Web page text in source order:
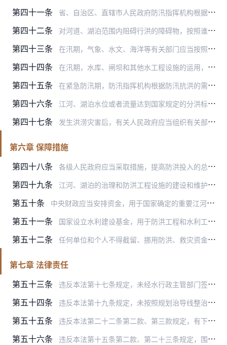
第四十一条 省、自治区、直辖市人民政府防汛指挥机构根据当地的洪水规律，规定汛期起止日期。
第四十二条 对河道、湖泊范围内阻碍行洪的障碍物，按照谁设障、谁清除的原则，由防汛指挥机构责令限期清除；逾期不清除的，由防汛指挥机构组织强行清除，所需费用由设障者承担。
第四十三条 在汛期，气象、水文、海洋等有关部门应当按照各自的职责，及时向有关防汛指挥机构提供天气、水文等实时信息和风暴潮预报；电信部门应当优先提供防汛抗洪通信的服务；运输、…
第四十四条 在汛期，水库、闸坝和其他水工程设施的运用，必须服从有关的防汛指挥机构的调度指挥和监督。
第四十五条 在紧急防汛期，防汛指挥机构根据防汛抗洪的需要，有权在其管辖范围内调用物资、设备、交通运输工具和人力，决定采取取土占地、砍伐林木、清除阻水障碍物和其他必要的紧急措…
第四十六条 江河、湖泊水位或者流量达到国家规定的分洪标准，需要启用蓄滞洪区时，国务院，国家防汛指挥机构，流域防汛指挥机构，省、自治区、直辖市人民政府，省、自治区、直辖市防汛…
第四十七条 发生洪涝灾害后，有关人民政府应当组织有关部门、单位做好灾区的生活供给、卫生防疫、救灾物资供应、治安管理、学校复课、恢复生产和重建家园等救灾工作以及所管辖地区的各…
第六章 保障措施
第四十八条
各级人民政府应当采取措施，提高防洪投入的总体水平。
第四十九条 江河、湖泊的治理和防洪工程设施的建设和维护所需投资，按照事权和财权相统一的原则，分级负责，由中央和地方财政承担。城市防洪工程设施的建设和维护所需投资，由城市人民…
第五十条 中央财政应当安排资金，用于国家确定的重要江河、湖泊的堤坝遭受特大洪涝灾害时的抗洪抢险和水毁防洪工程修复。省、自治区、直辖市人民政府应当在本级财政预算中安排资金，…
第五十一条 国家设立水利建设基金，用于防洪工程和水利工程的维护和建设。具体办法由国务院规定。
第五十二条 任何单位和个人不得截留、挪用防洪、救灾资金和物资。
第七章 法律责任
第五十三条
违反本法第十七条规定，未经水行政主管部门签署规划同意书，擅自在江河、湖泊上建设防洪工程和其他水工程、水电站的，责令停止违法行为，补办规划同意书手续；违反规划同意…
第五十四条 违反本法第十九条规定，未按照规划治导线整治河道和修建控制引导河水流向、保护堤岸等工程，影响防洪的，责令停止违法行为，恢复原状或者采取其他补救措施，可以处一万元以…
第五十五条 违反本法第二十二条第二款、第三款规定，有下列行为之一的，责令停止违法行为，排除阻碍或者采取其他补救措施，可以处五万元以下的罚款：
第五十六条 违反本法第十五条第二款、第二十三条规定，围海造地、围湖造地、围垦河道的，责令停止违法行为，恢复原状或者采取其他补救措施，可以处五万元以下的罚款；既不恢复原状也不…